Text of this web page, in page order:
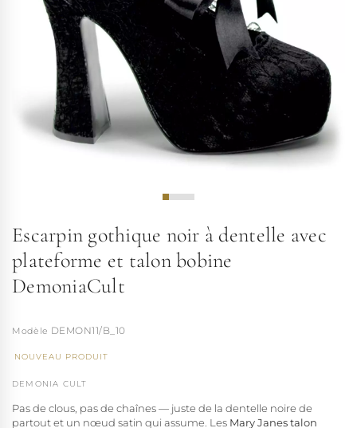
Escarpin gothique noir à dentelle avec
plateforme et talon bobine
DemoniaCult
DEMON11/B_10
NOUVEAU PRODUIT
DEMONIA CULT
Pas de clous, pas de chaînes — juste de la dentelle noire de
partout et un nœud satin qui assume. Les Mary Janes talon